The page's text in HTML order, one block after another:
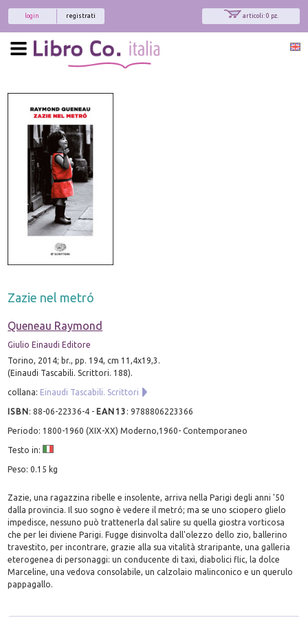
articoli: 0 pz.
registrati
login
Zazie nel metró
Queneau Raymond
Giulio Einaudi Editore
Torino, 2014; br., pp. 194, cm 11,4x19,3.
(Einaudi Tascabili. Scrittori. 188).
collana: Einaudi Tascabili. Scrittori
ISBN:88-06-22336-4 - EAN13 :9788806223366
Periodo: 1800-1960 (XIX-XX) Moderno,1960- Contemporaneo
Testo in:
Peso: 0.15 kg
Zazie, una ragazzina ribelle e insolente, arriva nella Parigi degli anni '50
dalla provincia. Il suo sogno è vedere il metró; ma se uno sciopero glielo
impedisce, nessuno può trattenerla dal salire su quella giostra vorticosa
che per lei diviene Parigi. Fugge disinvolta dall'olezzo dello zio, ballerino
travestito, per incontrare, grazie alla sua vitalità straripante, una galleria
eterogenea di personaggi: un conducente di taxi, diabolici flic, la dolce
Marceline, una vedova consolabile, un calzolaio malinconico e un querulo
pappagallo.